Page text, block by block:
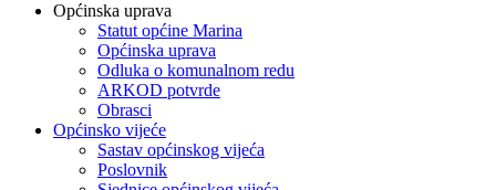
Općinska uprava
Statut općine Marina
Općinska uprava
Odluka o komunalnom redu
ARKOD potvrde
Obrasci
Općinsko vijeće
Sastav općinskog vijeća
Poslovnik